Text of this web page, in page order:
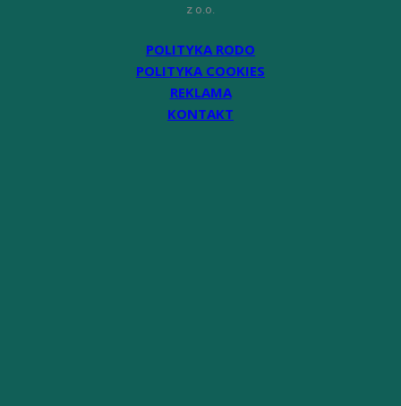
z o.o.
POLITYKA RODO
POLITYKA COOKIES
REKLAMA
KONTAKT